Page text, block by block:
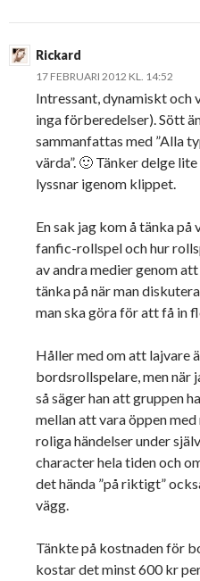
Rickard
17 FEBRUARI 2012 KL. 14:52
Intressant, dynamiskt
inga förberedelser). Sött
sammanfattas med ”Alla
värda”. 🙂 Tänker delge
lyssnar igenom klippet.
En sak jag kom å tänka
fanfic-rollspel och hur
av andra medier genom
tänka på när man
man ska göra för att få in
Håller med om att lajvare
bordsrollspelare, men när
så säger han att gruppen
mellan att vara öppen
roliga händelser under
character hela tiden och
det hända ”på riktigt”
vägg.
Tänkte på kostnaden för
kostar det minst 600 kr